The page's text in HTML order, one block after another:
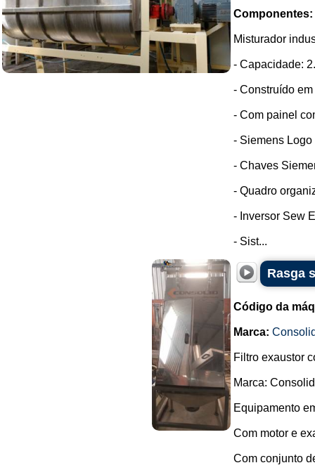
Componentes:
Misturador
- Capacidade:
- Construído
- Com painel
- Siemens Logo
- Chaves
- Quadro
- Inversor Sew
- Sist...
Rasga
Código da
Marca:
Filtro exaustor
Marca:
Equipamento
Com motor e
Com conjunto